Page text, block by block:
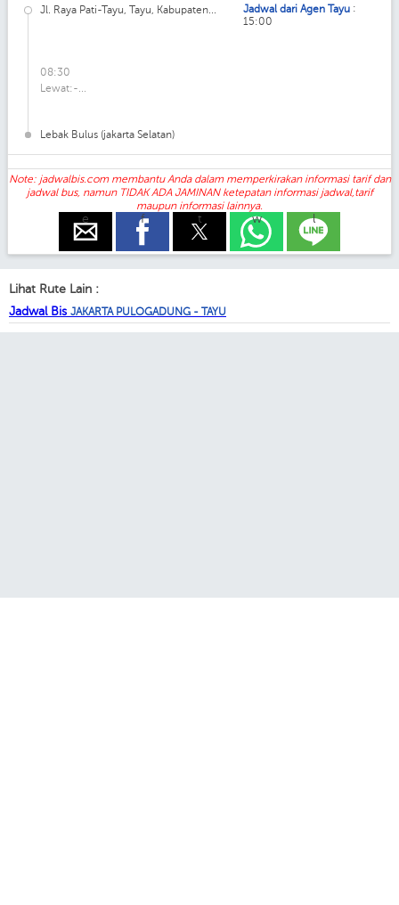
Jl. Raya Pati-Tayu, Tayu, Kabupaten...
08:30
Lewat:-...
Lebak Bulus (jakarta Selatan)
Jadwal dari Agen Tayu :
15:00
Note: jadwalbis.com membantu Anda dalam memperkirakan informasi tarif dan
jadwal bus, namun TIDAK ADA JAMINAN ketepatan informasi jadwal,tarif
maupun informasi lainnya.
e f t w l
Lihat Rute Lain :
Jadwal Bis JAKARTA PULOGADUNG - TAYU